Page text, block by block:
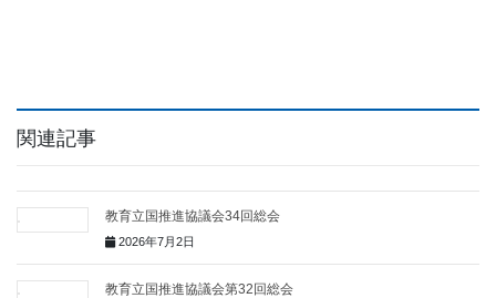
関連記事
教育立国推進協議会34回総会
2026年7月2日
教育立国推進協議会第32回総会